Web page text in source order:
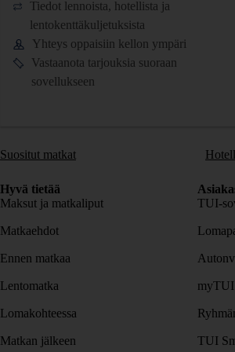
Tiedot lennoista, hotellista ja
lentokenttäkuljetuksista
Yhteys oppaisiin kellon ympäri
Vastaanota tarjouksia suoraan
sovellukseen
Suositut matkat
Hyvä tietää
Maksut ja matkaliput
Matkaehdot
Ennen matkaa
Lentomatka
Lomakohteessa
Matkan jälkeen
TUI-
myTUI
TUI